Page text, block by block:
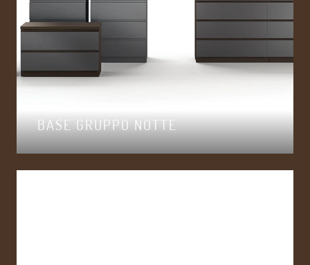
BASE GRUPPO NOTTE